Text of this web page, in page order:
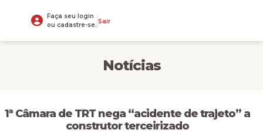
Faça seu login
ou cadastre-se. Sair
Notícias
1ª Câmara de TRT nega “acidente de trajeto” a
construtor terceirizado